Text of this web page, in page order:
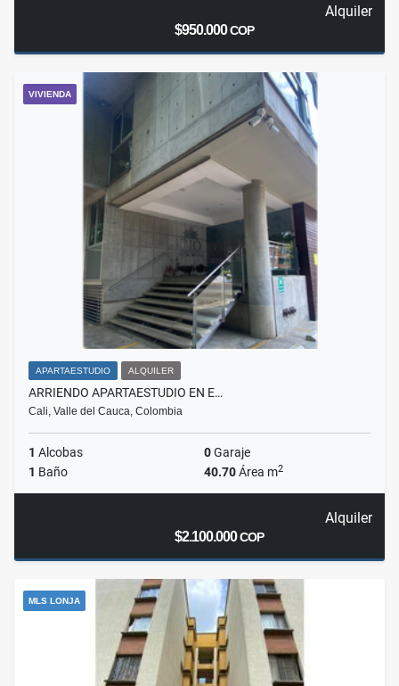
Alquiler
$950.000COP
VIVIENDA
APARTAESTUDIO ALQUILER
ARRIENDO APARTAESTUDIO EN E…
Cali, Valle del Cauca, Colombia
1 Alcobas 0Garaje
1 Baño 40.70Área m2
Alquiler
$2.100.000COP
MLS LONJA